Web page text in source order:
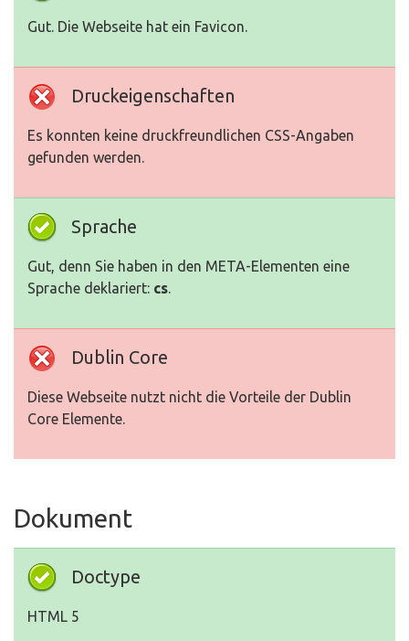
Gut. Die Webseite hat ein Favicon.
Druckeigenschaften
Es konnten keine druckfreundlichen CSS-Angaben
gefunden werden.
Sprache
Gut, denn Sie haben in den META-Elementen eine
Sprache deklariert: cs.
Dublin Core
Diese Webseite nutzt nicht die Vorteile der Dublin
Core Elemente.
Dokument
Doctype
HTML 5